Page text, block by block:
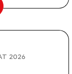
2026